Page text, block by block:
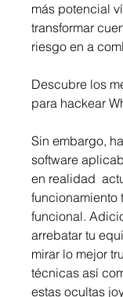
más potencial
transformar
riesgo en a
Descubre los
para hackear
Sin embargo,
software
en realidad
funcionamiento
funcional.
arrebatar tu
mirar lo mejor
técnicas así
estas ocultas